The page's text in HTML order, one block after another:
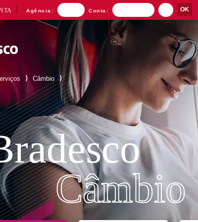
Mais buscados
⟩ Câmbio ⟩
Câmbio
Agência: Conta: